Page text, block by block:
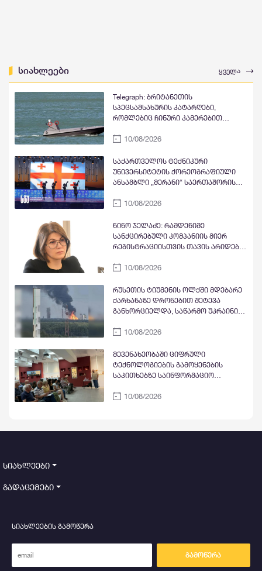
სიახლეები ყველა
Telegraph: ბრიტანეთის
სპეცსამსახურის კატარღები,
რომლებიც ჩინური კამერებით
ჩინეთს ფარულად გადასცემდა
10/08/2026
საქართველოს ტექნიკური
უნივერსიტეტის ქორეოგრაფიული
ანსამბლი „მერანი“ საერთაშორისო
სპეციალური პრიზით დაბრუნდა
10/08/2026
ნინო ჯელაძე: რამდენიმე
სანქცირებული კომპანიის მიერ
რეგისტრაციისთვის თავის არიდება,
რომ ეროვნული ბანკის
ბაზარზე დაშვების მოთხოვნები
მკაცრია
10/08/2026
რუსეთის ტიუმენის ოლქში მდებარე
ქარხანაზე დრონებით შეტევა
განხორციელდა, საწარმო უკრაინის
მდებარეობს
10/08/2026
მევენახეობაში ციფრული
ტექნოლოგიების გამოყენების
საკითხებზე საინფორმაციო
10/08/2026
სიახლეები
გადაცემები
სიახლეების გამოწერა
გამოწერა